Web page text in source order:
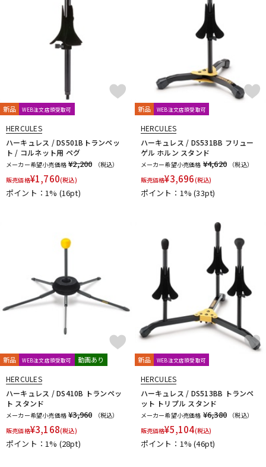
キーボード 電子ピアノ
その他楽器
エフェクター
DJ機器 DTM
楽器アクセサリ
中古 ヴィンテージ
新品 WEB注文店頭受取可
HERCULES
ハーキュレス / DS501Bトランペッ
ト / コルネット用 ペグ
メーカー希望小売価格 ¥2,200
（税込）
販売価格¥1,760(税込)
ポイント：1% (16pt)
新品 WEB注文店頭受取可
HERCULES
ハーキュレス / DS531BB フリュー
ゲル ホルン スタンド
メーカー希望小売価格 ¥4,620
（税込）
販売価格¥3,696(税込)
ポイント：1%(33pt)
新品 WEB注文店頭受取可 動画あり
HERCULES
ハーキュレス / DS410B トランペッ
ト スタンド
メーカー希望小売価格 ¥3,960
（税込）
販売価格¥3,168(税込)
ポイント：1% (28pt)
新品 WEB注文店頭受取可
HERCULES
ハーキュレス / DS513BB トランペ
ット トリプル スタンド
メーカー希望小売価格 ¥6,380
（税込）
販売価格¥5,104(税込)
ポイント：1%(46pt)